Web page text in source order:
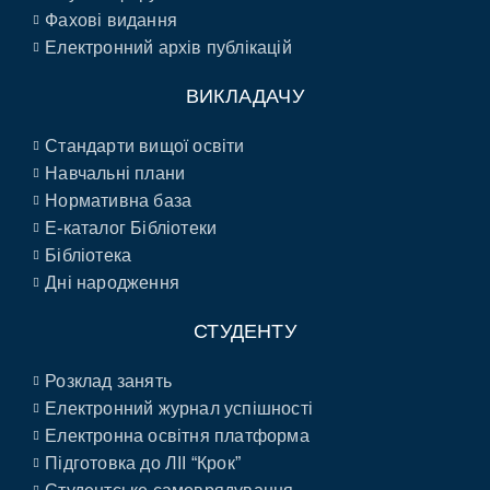
Фахові видання
Електронний архів публікацій
ВИКЛАДАЧУ
Стандарти вищої освіти
Навчальні плани
Нормативна база
E-каталог Бібліотеки
Бібліотека
Дні народження
СТУДЕНТУ
Розклад занять
Електронний журнал успішності
Електронна освітня платформа
Підготовка до ЛІІ “Крок”